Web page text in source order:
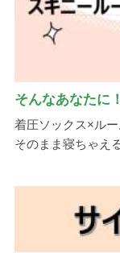
そんなあなたに！
着圧ソックス×ル
そのまま寝ちゃえ